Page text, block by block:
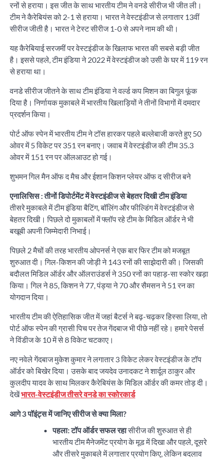
रनों से हराया। इस जीत के साथ भारतीय टीम ने वनडे सीरीज भी जीत ली।
टीम ने कैरेबियंस को 2-1 से हराया। भारत ने वेस्टइंडीज से लगातार 13वीं
सीरीज जीती है। भारत ने टेस्ट सीरीज 1-0 से अपने नाम की थी।
यह कैरेबियाई सरजमीं पर वेस्टइंडीज के खिलाफ भारत की सबसे बड़ी जीत
है। इससे पहले, टीम इंडिया ने 2022 में वेस्टइंडीज को उसी के घर में 119 रन
से हराया था।
वनडे सीरीज जीतने के साथ टीम इंडिया ने वर्ल्ड कप मिशन का बिगुल फूंक
दिया है। निर्णायक मुकाबले में भारतीय खिलाड़ियों ने तीनों विभागों में दमदार
प्रदर्शन किया।
पोर्ट ऑफ स्पेन में भारतीय टीम ने टॉस हारकर पहले बल्लेबाजी करते हुए 50
ओवर में 5 विकेट पर 351 रन बनाए। जवाब में वेस्टइंडीज की टीम 35.3
ओवर में 151 रन पर ऑलआउट हो गई।
शुभमन गिल मैन ऑफ द मैच और ईशान किशन प्लेयर ऑफ द सीरीज बने
एनालिसिस : तीनों डिपोर्टमेंट में वेस्टइंडीज से बेहतर दिखी टीम इंडिया
तीसरे मुकाबले में टीम इंडिया बैटिंग, बॉलिंग और फील्डिंग में वेस्टइंडीज से
बेहतर दिखी। पिछले दो मुकाबलों में फ्लॉप रहे टीम के मिडिल ऑर्डर ने भी
बखूबी अपनी जिम्मेदारी निभाई।
पिछले 2 मैचों की तरह भारतीय ओपनर्स ने एक बार फिर टीम को मजबूत
शुरुआत दी। गिल-किशन की जोड़ी ने 143 रनों की साझेदारी की। जिसकी
बदौलत मिडिल ऑर्डर और ऑलराउंडर्स ने 350 रनों का पहाड़-सा स्कोर खड़ा
किया। गिल ने 85, किशन ने 77, पंड्या ने 70 और सैमसन ने 51 रन का
योगदान दिया।
भारतीय टीम की ऐतिहासिक जीत में जहां बैटर्स ने बढ़-चढ़कर हिस्सा लिया, तो
पोर्ट ऑफ स्पेन की ग्रासी पिच पर तेज गेंदबाज भी पीछे नहीं रहे। हमारे पेसर्स
ने विंडीज के 10 में से 8 विकेट चटकाए।
नए नवेले गेंदबाज मुकेश कुमार ने लगातार 3 विकेट लेकर वेस्टइंडीज के टॉप
ऑर्डर को बिखेर दिया। उसके बाद जयदेव उनादकट ने शार्दूल ठाकुर और
कुलदीप यादव के साथ मिलकर कैरेबियंस के मिडिल ऑर्डर की कमर तोड़ दी।
देखेंभारत-वेस्टइंडीज तीसरे वनडे का स्कोरकार्ड
आगे 3 पॉइंट्स में जानिए सीरीज से क्या मिला?
पहला:टॉप ऑर्डर सफल रहासीरीज की शुरुआत से ही
भारतीय टीम मैनेजमेंट प्रयोग के मूड में दिखा और पहले, दूसरे
और तीसरे मुकाबले में लगातार प्रयोग किए, लेकिन बदलाव